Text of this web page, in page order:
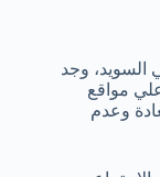
السويد، وجد
مواقع
وعدم